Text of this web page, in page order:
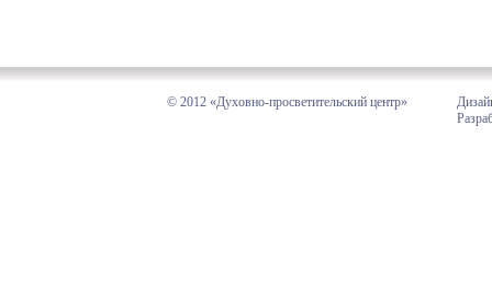
© 2012 «Духовно-просветительский центр»